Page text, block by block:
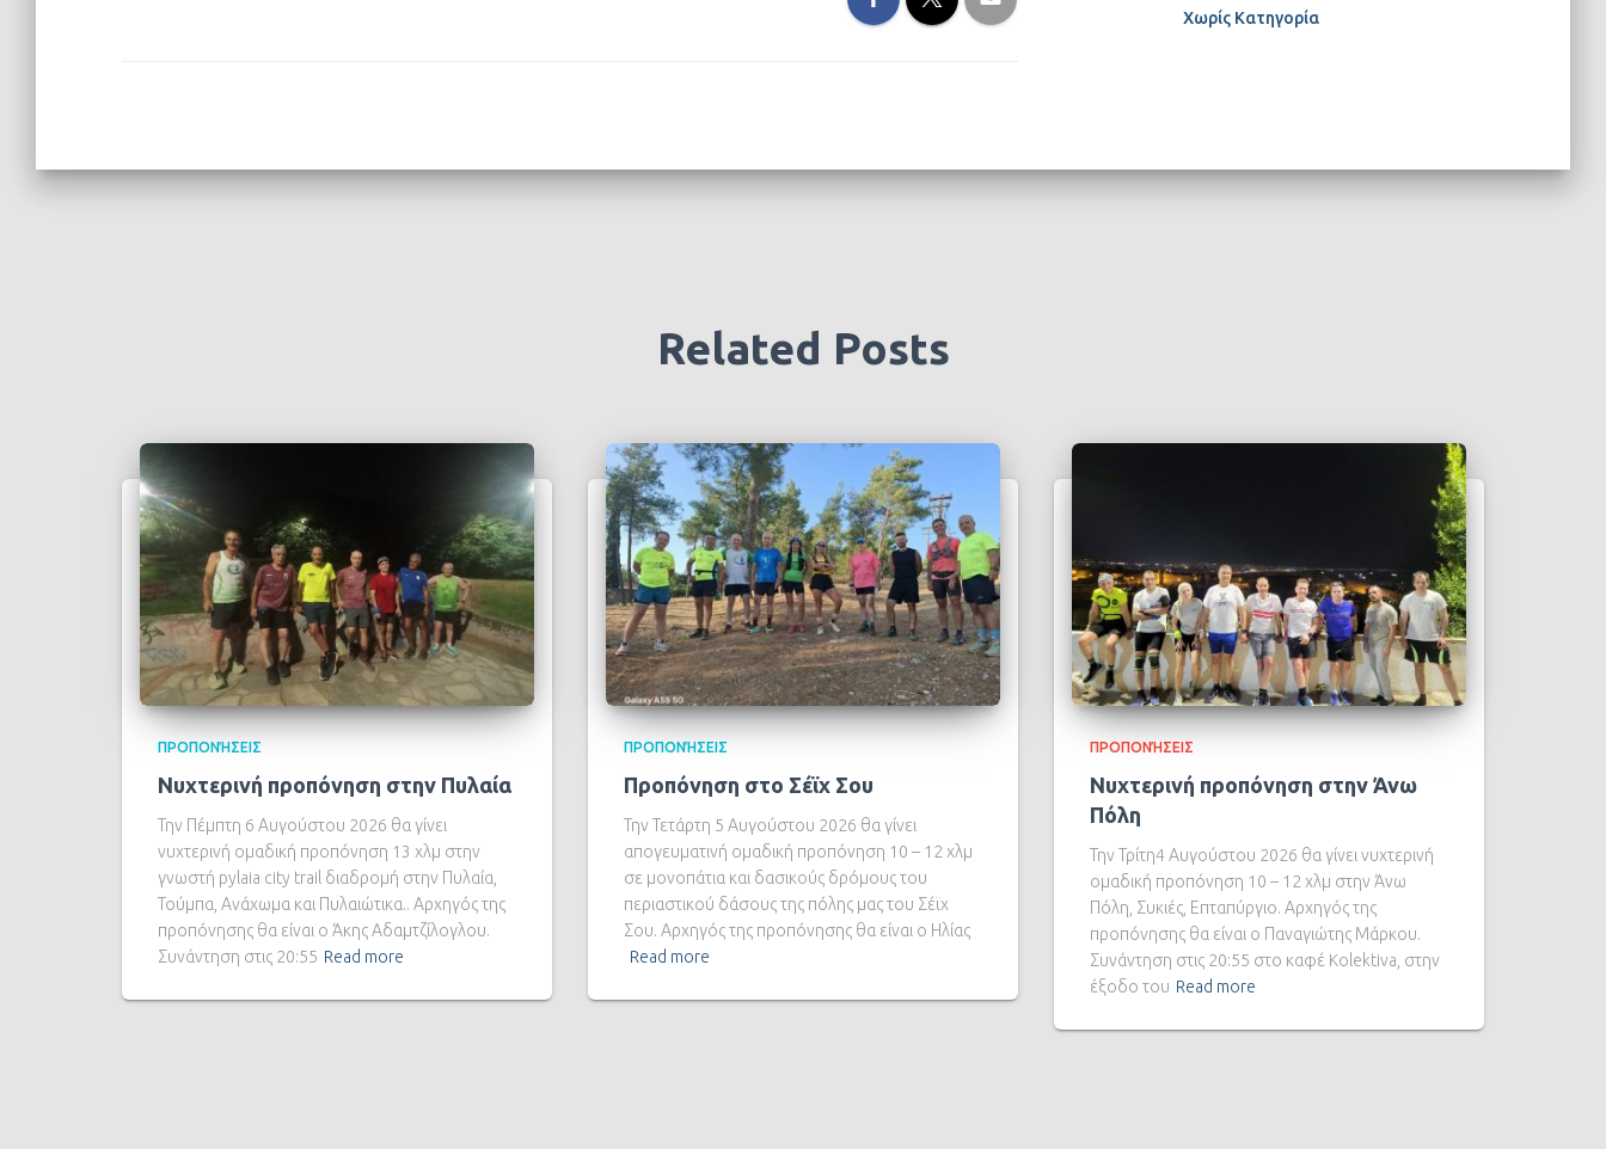
Χωρίς Κατηγορία
Related Posts
ΠΡΟΠΟΝΉΣΕΙΣ
Νυχτερινή προπόνηση στην Πυλαία
Την Πέμπτη 6 Αυγούστου 2026 θα γίνει
νυχτερινή ομαδική προπόνηση 13 χλμ στην
γνωστή pylaia city trail διαδρομή στην Πυλαία,
Τούμπα, Ανάχωμα και Πυλαιώτικα.. Αρχηγός της
προπόνησης θα είναι ο Άκης Αδαμτζίλογλου.
Συνάντηση στις 20:55 Read more
ΠΡΟΠΟΝΉΣΕΙΣ
Προπόνηση στο Σέϊχ Σου
Την Τετάρτη 5 Αυγούστου 2026 θα γίνει
απογευματινή ομαδική προπόνηση 10 – 12 χλμ
σε μονοπάτια και δασικούς δρόμους του
περιαστικού δάσους της πόλης μας του Σέϊχ
Σου. Αρχηγός της προπόνησης θα είναι ο Ηλίας
Read more
ΠΡΟΠΟΝΉΣΕΙΣ
Νυχτερινή προπόνηση στην Άνω
Πόλη
Την Τρίτη4 Αυγούστου 2026 θα γίνει νυχτερινή
ομαδική προπόνηση 10 – 12 χλμ στην Άνω
Πόλη, Συκιές, Επταπύργιο. Αρχηγός της
προπόνησης θα είναι ο Παναγιώτης Μάρκου.
Συνάντηση στις 20:55 στο καφέ Kolektiva, στην
έξοδο του Read more